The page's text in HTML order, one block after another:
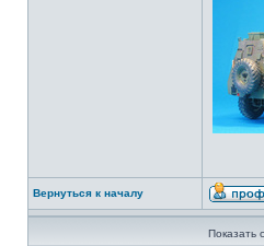
Вернуться к началу
Показать